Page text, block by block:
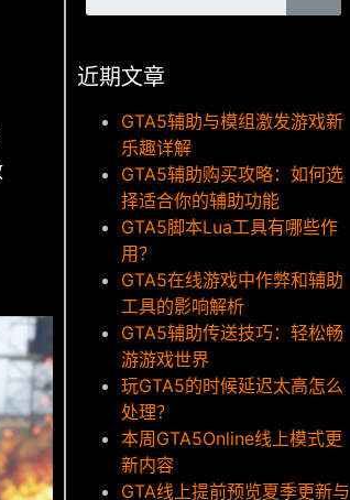
近期文章
GTA5辅助与模组激发游戏新
乐趣详解
GTA5辅助购买攻略：如何选
择适合你的辅助功能
GTA5脚本Lua工具有哪些作
用？
GTA5在线游戏中作弊和辅助
工具的影响解析
GTA5辅助传送技巧：轻松畅
游游戏世界
玩GTA5的时候延迟太高怎么
处理？
本周GTA5Online线上模式更
新内容
GTA线上提前预览夏季更新与